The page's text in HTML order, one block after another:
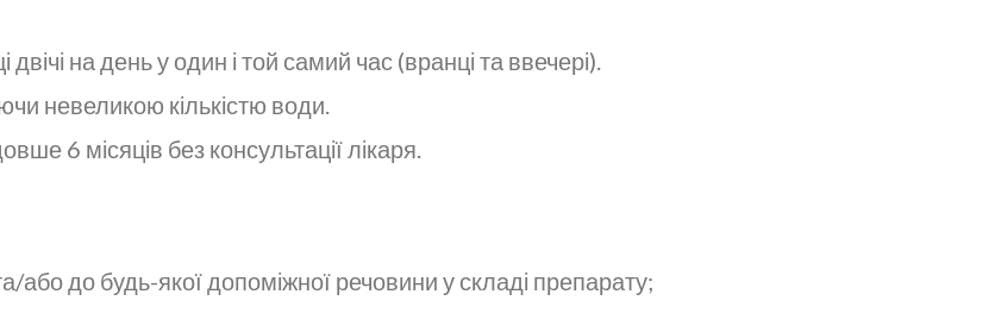
на день у один і той самий час (вранці та ввечері).
невеликою кількістю води.
6 місяців без консультації лікаря.
або до будь-якої допоміжної речовини у складі препарату;